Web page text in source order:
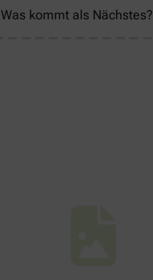
Was kommt als Nächstes?